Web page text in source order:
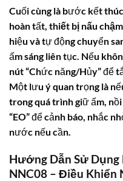
Cuối cùng là bước kết
hoàn tất, thiết bị nấu
hiệu và tự động chuyển
ấm sáng liên tục. Nếu
nút “Chức năng/Hủy” để
Một lưu ý quan trọng là
trong quá trình giữ ấm,
“EO” để cảnh báo, nhắc
nước nếu cần.
Hướng Dẫn Sử Dụng
NNC08 – Điều Khiển